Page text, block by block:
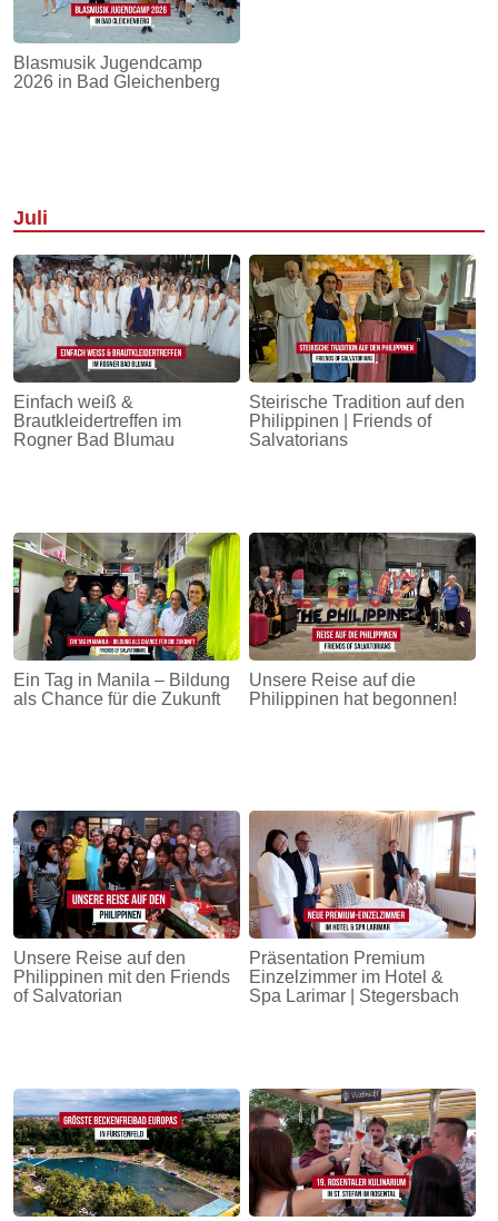
Blasmusik Jugendcamp
2026 in Bad Gleichenberg
Juli
Einfach weiß &
Brautkleidertreffen im
Rogner Bad Blumau
Steirische Tradition auf den
Philippinen | Friends of
Salvatorians
Ein Tag in Manila – Bildung
als Chance für die Zukunft
Unsere Reise auf die
Philippinen hat begonnen!
Unsere Reise auf den
Philippinen mit den Friends
of Salvatorian
Präsentation Premium
Einzelzimmer im Hotel &
Spa Larimar | Stegersbach